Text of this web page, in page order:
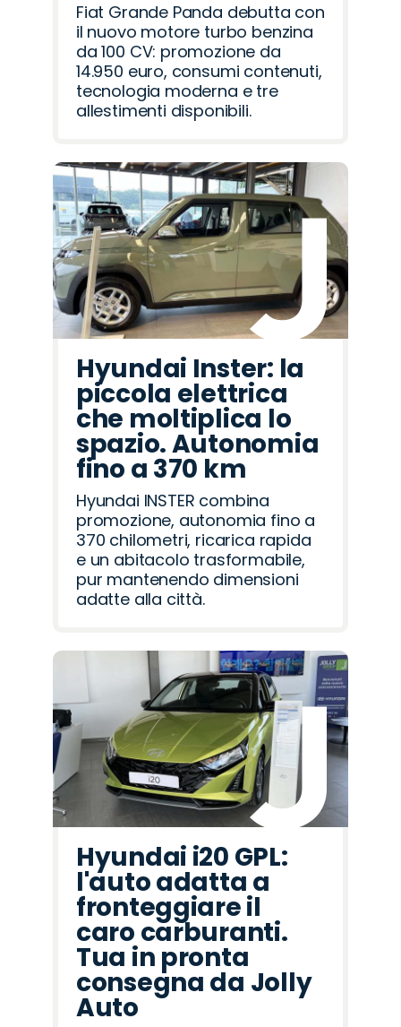
Fiat Grande Panda debutta con
il nuovo motore turbo benzina
da 100 CV: promozione da
14.950 euro, consumi contenuti,
tecnologia moderna e tre
allestimenti disponibili.
Hyundai Inster: la
piccola elettrica
che moltiplica lo
spazio. Autonomia
fino a 370 km
Hyundai INSTER combina
promozione, autonomia fino a
370 chilometri, ricarica rapida
e un abitacolo trasformabile,
pur mantenendo dimensioni
adatte alla città.
Hyundai i20 GPL:
l'auto adatta a
fronteggiare il
caro carburanti.
Tua in pronta
consegna da Jolly
Auto